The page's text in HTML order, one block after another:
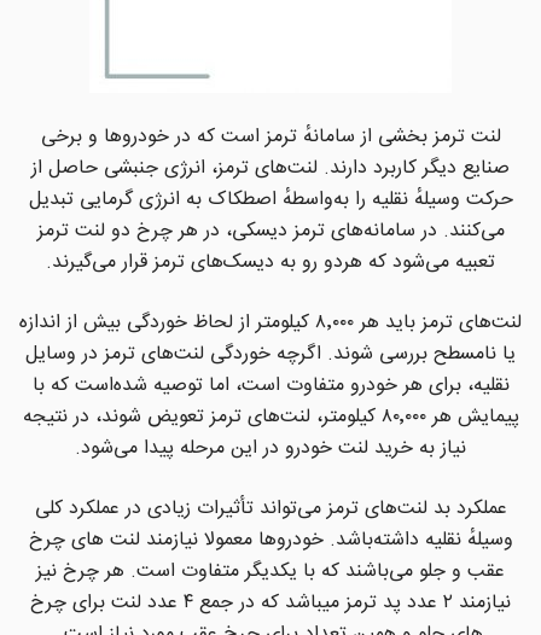
لنت ترمز بخشی از سامانهٔ ترمز است که در خودروها و برخی
صنایع دیگر کاربرد دارند. لنت‌های ترمز، انرژی جنبشی حاصل از
حرکت وسیلهٔ نقلیه را به‌واسطهٔ اصطکاک به انرژی گرمایی تبدیل
می‌کنند. در سامانه‌های ترمز دیسکی، در هر چرخ دو لنت ترمز
تعبیه می‌شود که هردو رو به دیسک‌های ترمز قرار می‌گیرند.
لنت‌های ترمز باید هر ۸٬۰۰۰ کیلومتر از لحاظ خوردگی بیش از اندازه
یا نامسطح بررسی شوند. اگرچه خوردگی لنت‌های ترمز در وسایل
نقلیه، برای هر خودرو متفاوت است، اما توصیه شده‌است که با
پیمایش هر ۸۰٬۰۰۰ کیلومتر، لنت‌های ترمز تعویض شوند، در نتیجه
نیاز به خرید لنت خودرو در این مرحله پیدا می‌شود.
عملکرد بد لنت‌های ترمز می‌تواند تأثیرات زیادی در عملکرد کلی
وسیلهٔ نقلیه داشته‌باشد. خودروها معمولا نیازمند لنت های چرخ
عقب و جلو می‌باشند که با یکدیگر متفاوت است. هر چرخ نیز
نیازمند ۲ عدد پد ترمز میباشد که در جمع ۴ عدد لنت برای چرخ